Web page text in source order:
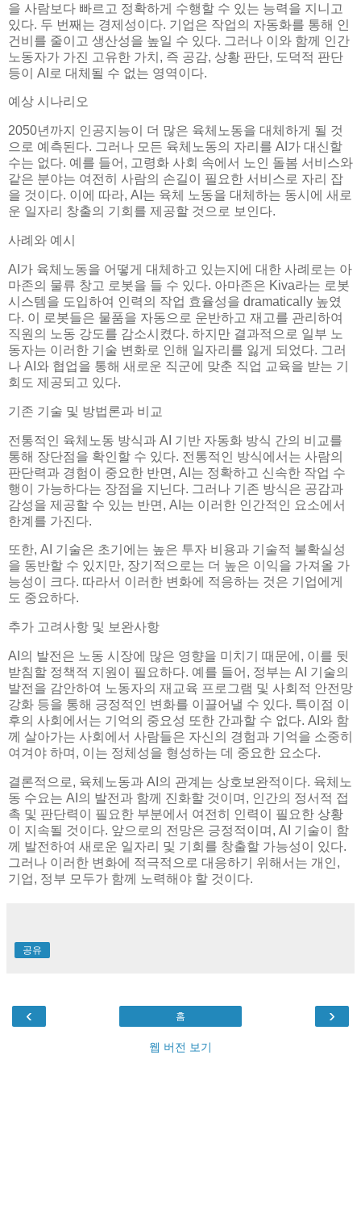
을 사람보다 빠르고 정확하게 수행할 수 있는 능력을 지니고
있다. 두 번째는 경제성이다. 기업은 작업의 자동화를 통해 인
건비를 줄이고 생산성을 높일 수 있다. 그러나 이와 함께 인간
노동자가 가진 고유한 가치, 즉 공감, 상황 판단, 도덕적 판단
등이 AI로 대체될 수 없는 영역이다.
예상 시나리오
2050년까지 인공지능이 더 많은 육체노동을 대체하게 될 것
으로 예측된다. 그러나 모든 육체노동의 자리를 AI가 대신할
수는 없다. 예를 들어, 고령화 사회 속에서 노인 돌봄 서비스와
같은 분야는 여전히 사람의 손길이 필요한 서비스로 자리 잡
을 것이다. 이에 따라, AI는 육체 노동을 대체하는 동시에 새로
운 일자리 창출의 기회를 제공할 것으로 보인다.
사례와 예시
AI가 육체노동을 어떻게 대체하고 있는지에 대한 사례로는 아
마존의 물류 창고 로봇을 들 수 있다. 아마존은 Kiva라는 로봇
시스템을 도입하여 인력의 작업 효율성을 dramatically 높였
다. 이 로봇들은 물품을 자동으로 운반하고 재고를 관리하여
직원의 노동 강도를 감소시켰다. 하지만 결과적으로 일부 노
동자는 이러한 기술 변화로 인해 일자리를 잃게 되었다. 그러
나 AI와 협업을 통해 새로운 직군에 맞춘 직업 교육을 받는 기
회도 제공되고 있다.
기존 기술 및 방법론과 비교
전통적인 육체노동 방식과 AI 기반 자동화 방식 간의 비교를
통해 장단점을 확인할 수 있다. 전통적인 방식에서는 사람의
판단력과 경험이 중요한 반면, AI는 정확하고 신속한 작업 수
행이 가능하다는 장점을 지닌다. 그러나 기존 방식은 공감과
감성을 제공할 수 있는 반면, AI는 이러한 인간적인 요소에서
한계를 가진다.
또한, AI 기술은 초기에는 높은 투자 비용과 기술적 불확실성
을 동반할 수 있지만, 장기적으로는 더 높은 이익을 가져올 가
능성이 크다. 따라서 이러한 변화에 적응하는 것은 기업에게
도 중요하다.
추가 고려사항 및 보완사항
AI의 발전은 노동 시장에 많은 영향을 미치기 때문에, 이를 뒷
받침할 정책적 지원이 필요하다. 예를 들어, 정부는 AI 기술의
발전을 감안하여 노동자의 재교육 프로그램 및 사회적 안전망
강화 등을 통해 긍정적인 변화를 이끌어낼 수 있다. 특이점 이
후의 사회에서는 기억의 중요성 또한 간과할 수 없다. AI와 함
께 살아가는 사회에서 사람들은 자신의 경험과 기억을 소중히
여겨야 하며, 이는 정체성을 형성하는 데 중요한 요소다.
결론적으로, 육체노동과 AI의 관계는 상호보완적이다. 육체노
동 수요는 AI의 발전과 함께 진화할 것이며, 인간의 정서적 접
촉 및 판단력이 필요한 부분에서 여전히 인력이 필요한 상황
이 지속될 것이다. 앞으로의 전망은 긍정적이며, AI 기술이 함
께 발전하여 새로운 일자리 및 기회를 창출할 가능성이 있다.
그러나 이러한 변화에 적극적으로 대응하기 위해서는 개인,
기업, 정부 모두가 함께 노력해야 할 것이다.
공유
‹ ›
홈
웹 버전 보기